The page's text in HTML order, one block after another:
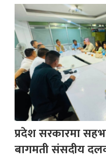
प्रदेश सरकारमा
बागमती संसदीय